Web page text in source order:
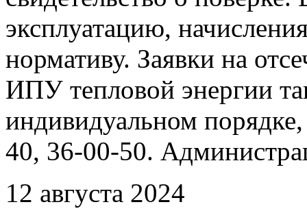
эксплуатацию,
нормативу. Заявки на
ИПУ тепловой энергии
индивидуальном
40, 36-00-50.
12 августа 2024